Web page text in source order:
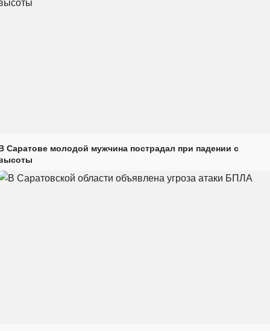
Саратове молодой мужчина пострадал при падении с